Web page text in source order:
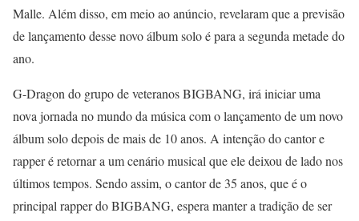
Malle. Além disso, em meio ao anúncio, revelaram que a previsão
de lançamento desse novo álbum solo é para a segunda metade do
ano.
G-Dragon do grupo de veteranos BIGBANG, irá iniciar uma
nova jornada no mundo da música com o lançamento de um novo
álbum solo depois de mais de 10 anos. A intenção do cantor e
rapper é retornar a um cenário musical que ele deixou de lado nos
últimos tempos. Sendo assim, o cantor de 35 anos, que é o
principal rapper do BIGBANG, espera manter a tradição de ser